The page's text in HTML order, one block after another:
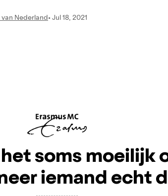
soms moeilijk
iemand echt